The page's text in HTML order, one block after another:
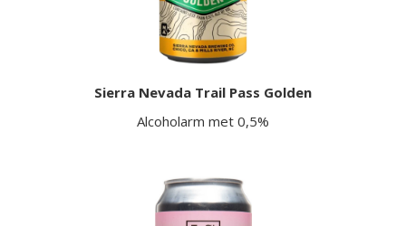
Sierra Nevada Trail Pass Golden
Alcoholarm met 0,5%